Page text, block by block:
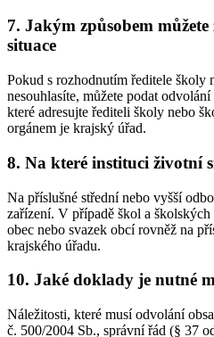
7. Jakým způsobem
situace
Pokud s rozhodnutím ředitele školy
nesouhlasíte, můžete podat
které adresujte řediteli školy nebo
orgánem je krajský úřad.
8. Na které instituci životní
Na příslušné střední nebo vyšší
zařízení. V případě škol a
obec nebo svazek obcí rovněž na
krajského úřadu.
10. Jaké doklady je nutné
Náležitosti, které musí odvolání
č. 500/2004 Sb., správní řád (§ 37